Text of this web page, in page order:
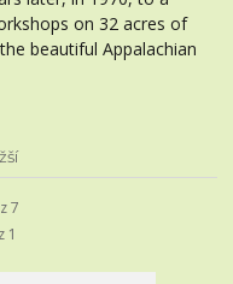
on 32 acres of
beautiful Appalachian
7
z 1